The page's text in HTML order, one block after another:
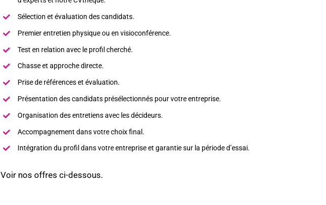
Sélection et évaluation des candidats.
Premier entretien physique ou en visioconférence.
Test en relation avec le profil cherché.
Chasse et approche directe.
Prise de références et évaluation.
Présentation des candidats présélectionnés pour votre entreprise.
Organisation des entretiens avec les décideurs.
Accompagnement dans votre choix final.
Intégration du profil dans votre entreprise et garantie sur la période d’essai.
Voir nos offres ci-dessous.